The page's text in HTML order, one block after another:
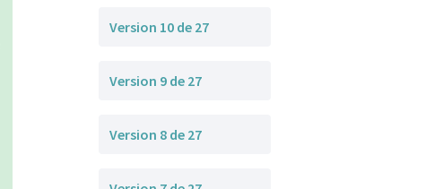
Version 10 de 27
Version 9 de 27
Version 8 de 27